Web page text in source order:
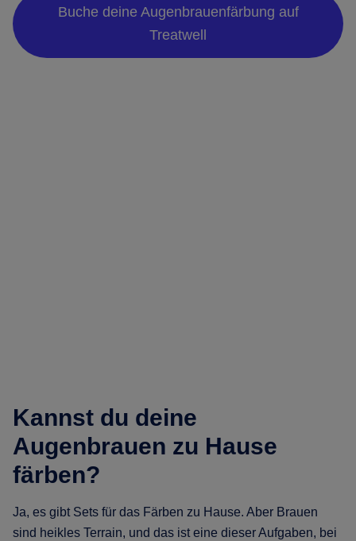
Buche deine Augenbrauenfärbung auf
Treatwell
Kannst du deine
Augenbrauen zu Hause
färben?
Ja, es gibt Sets für das Färben zu Hause. Aber Brauen
sind heikles Terrain, und das ist eine dieser Aufgaben, bei